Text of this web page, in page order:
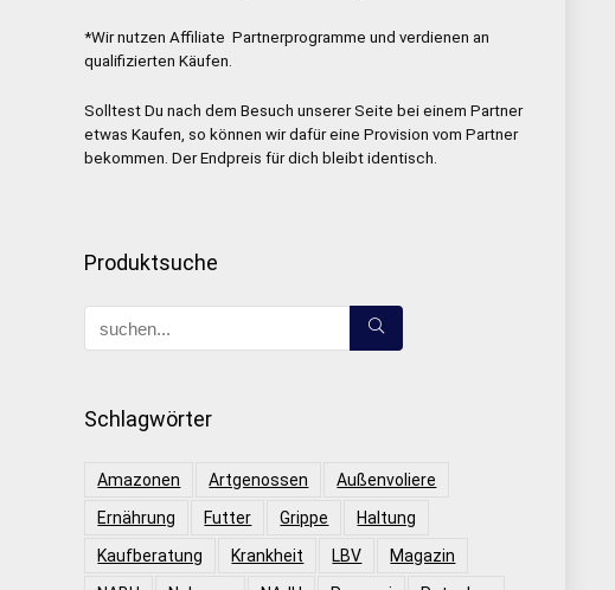
*Wir nutzen Affiliate Partnerprogramme und verdienen an
qualifizierten Käufen.
Solltest Du nach dem Besuch unserer Seite bei einem Partner
etwas Kaufen, so können wir dafür eine Provision vom Partner
bekommen. Der Endpreis für dich bleibt identisch.
Produktsuche
Schlagwörter
Amazonen Artgenossen
Außenvoliere
Ernährung
Futter Grippe
Haltung
Kaufberatung
Krankheit LBV
Magazin